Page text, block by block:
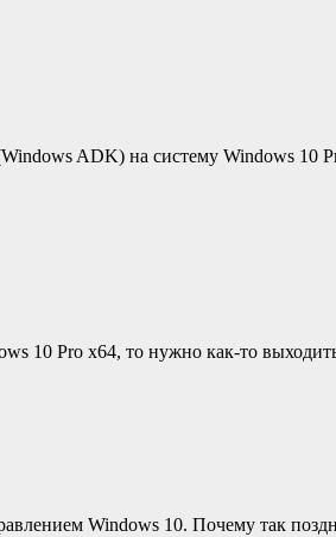
ADK) на систему Windows 10
10 Pro x64, то нужно как-то
Windows 10. Почему так